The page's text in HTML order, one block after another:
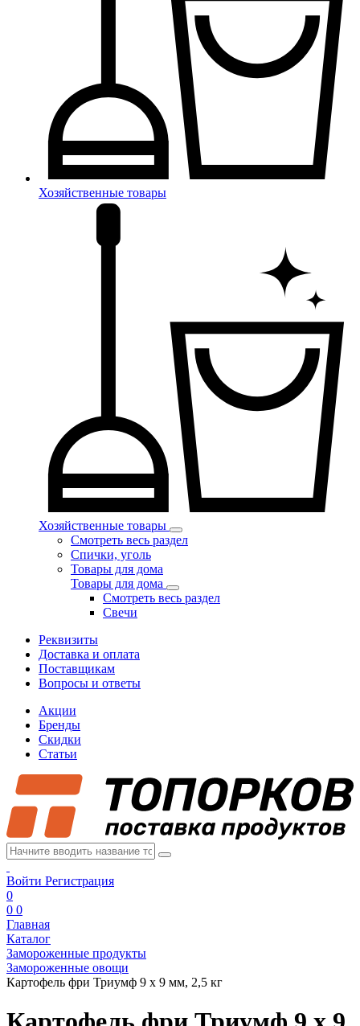
Хозяйственные товары
Хозяйственные товары
Смотреть весь раздел
Спички, уголь
Товары для дома
Товары для дома
Смотреть весь раздел
Свечи
Реквизиты
Доставка и оплата
Поставщикам
Вопросы и ответы
Акции
Бренды
Скидки
Статьи
Войти Регистрация
0
0 0
Главная
Каталог
Замороженные продукты
Замороженные овощи
Картофель фри Триумф 9 х 9 мм, 2,5 кг